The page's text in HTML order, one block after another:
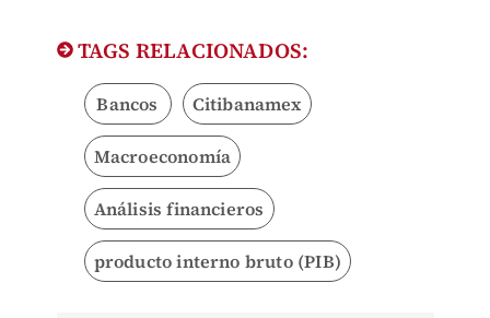
TAGS RELACIONADOS:
Bancos Citibanamex
Macroeconomía
Análisis financieros
producto interno bruto (PIB)